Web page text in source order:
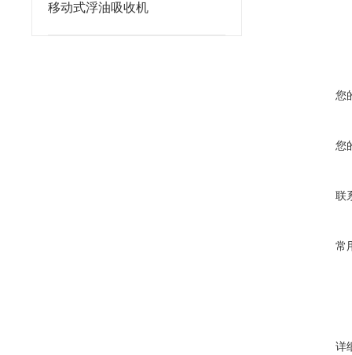
移动式浮油吸收机
您
您
联
常
详